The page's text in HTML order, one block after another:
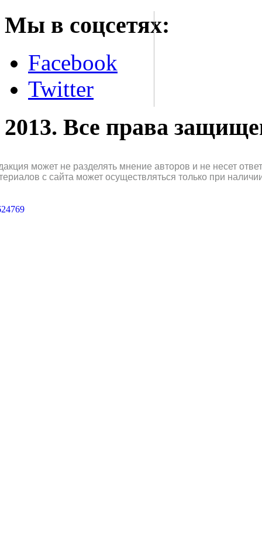
Мы в соцсетях:
Facebook
Twitter
2013. Все права
может не разделять мнение авторов и не несет
с сайта может осуществляться только при